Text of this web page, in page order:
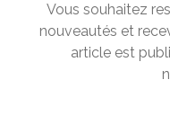
Vous souhaitez
nouveautés et
article est